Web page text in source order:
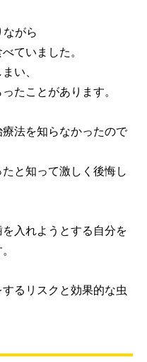
がら
ていました。
い、
たことがあります。
法を知らなかったので
と知って激しく後悔し
入れようとする自分を
るリスクと効果的な虫